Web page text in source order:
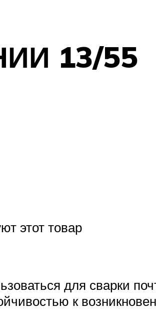
13/55
этот товар
для сварки
к